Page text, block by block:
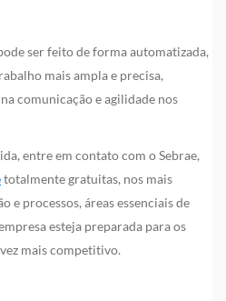
ser feito de forma automatizada,
mais ampla e precisa,
comunicação e agilidade nos
entre em contato com o Sebrae,
totalmente gratuitas, nos mais
e processos, áreas essenciais de
esteja preparada para os
mais competitivo.